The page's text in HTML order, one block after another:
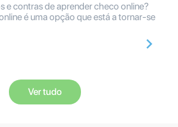
e contras de aprender checo online?
é uma opção que está a tornar-se
Ver tudo